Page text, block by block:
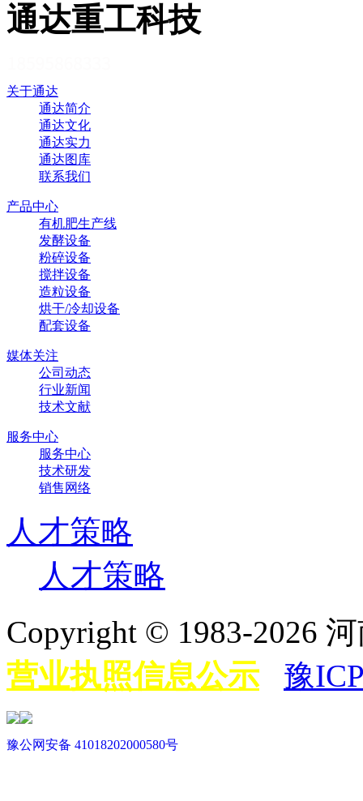
通达重工科技
关于通达
通达简介
通达文化
通达实力
通达图库
联系我们
产品中心
有机肥生产线
发酵设备
粉碎设备
搅拌设备
造粒设备
烘干/冷却设备
配套设备
媒体关注
公司动态
行业新闻
技术文献
服务中心
服务中心
技术研发
销售网络
人才策略
人才策略
Copyright © 1983-
营业执照信息公示
豫
豫公网安备 41018202000580号